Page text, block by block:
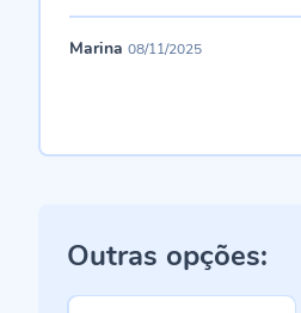
Marina 08/11/2025
Outras opções: